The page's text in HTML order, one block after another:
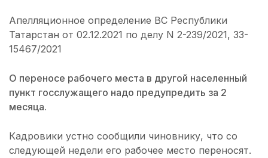
Апелляционное определение ВС Республики
Татарстан от 02.12.2021 по делу N 2-239/2021, 33-
15467/2021
О переносе рабочего места в другой населенный
пункт госслужащего надо предупредить за 2
месяца.
Кадровики устно сообщили чиновнику, что со
следующей недели его рабочее место переносят.